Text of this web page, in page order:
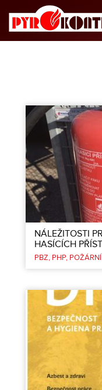
NÁLEŽITOSTI
HASÍCÍCH
PBZ PHP